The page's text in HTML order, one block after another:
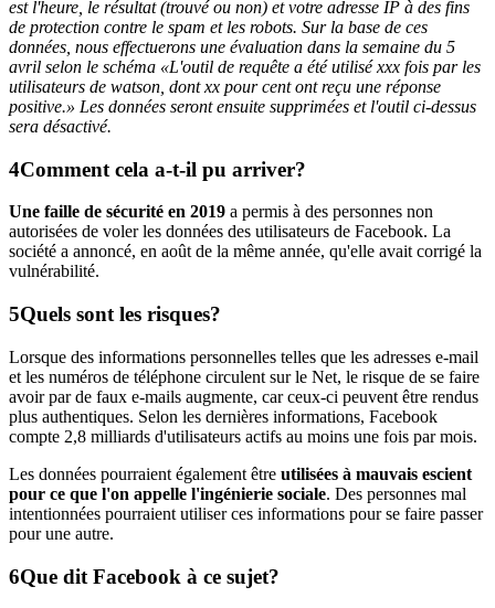
est l'heure, le résultat (trouvé ou non) et votre adresse IP à des fins
de protection contre le spam et les robots. Sur la base de ces
données, nous effectuerons une évaluation dans la semaine du 5
avril selon le schéma «L'outil de requête a été utilisé xxx fois par les
utilisateurs de watson, dont xx pour cent ont reçu une réponse
positive.» Les données seront ensuite supprimées et l'outil ci-dessus
sera désactivé.
Comment cela a-t-il pu arriver?
Une faille de sécurité en 2019 a permis à des personnes non
autorisées de voler les données des utilisateurs de Facebook. La
société a annoncé, en août de la même année, qu'elle avait corrigé la
vulnérabilité.
Quels sont les risques?
Lorsque des informations personnelles telles que les adresses e-mail
et les numéros de téléphone circulent sur le Net, le risque de se faire
avoir par de faux e-mails augmente, car ceux-ci peuvent être rendus
plus authentiques. Selon les dernières informations, Facebook
compte 2,8 milliards d'utilisateurs actifs au moins une fois par mois.
Les données pourraient également être utilisées à mauvais escient
pour ce que l'on appelle l'ingénierie sociale. Des personnes mal
intentionnées pourraient utiliser ces informations pour se faire passer
pour une autre.
Que dit Facebook à ce sujet?